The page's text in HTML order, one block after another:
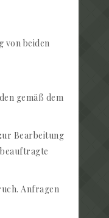
von beiden
gemäß dem
Bearbeitung
Anfragen